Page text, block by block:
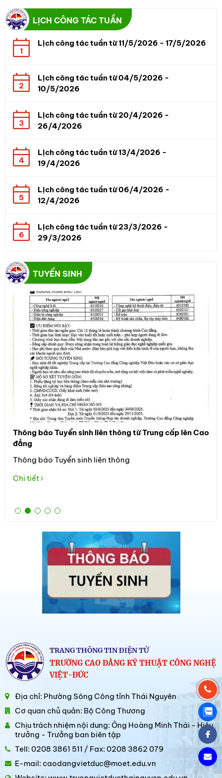
LỊCH CÔNG TÁC TUẦN
1
Lịch công tác tuần từ 11/5/2026 - 17/5/2026
2
Lịch công tác tuần từ 04/5/2026 -
10/5/2026
3
Lịch công tác tuần từ 20/4/2026 -
26/4/2026
4
Lịch công tác tuần từ 13/4/2026 -
19/4/2026
5
Lịch công tác tuần từ 06/4/2026 -
12/4/2026
6
Lịch công tác tuần từ 23/3/2026 -
29/3/2026
TUYỂN SINH
Thông báo Tuyển sinh liên thông từ Trung cấp lên Cao
đẳng
Thông báo Tuyển sinh liên thông
Chi tiết
TRANG THÔNG TIN ĐIỆN TỬ
TRƯỜNG CAO ĐẲNG KỸ THUẬT CÔNG NGHỆ
VIỆT-ĐỨC
Địa chỉ: Phường Sông Công tỉnh Thái Nguyên
Cơ quan chủ quản: Bộ Công Thương
Chịu trách nhiệm nội dung: Ông Hoàng Minh Thái - Hiệu
trưởng - Trưởng ban biên tập
Tell: 0208 3861 511 / Fax: 0208 3862 079
E-mail: caodangvietduc@moet.edu.vn